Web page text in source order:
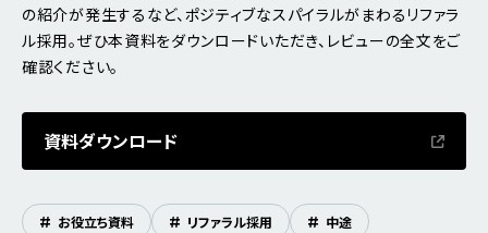
の紹介が発生するなど、ポジティブなスパイラルがまわるリファラ
ル採用。ぜひ本資料をダウンロードいただき、レビューの全文をご
確認ください。
資料ダウンロード
# お役立ち資料 # リファラル採用 # 中途